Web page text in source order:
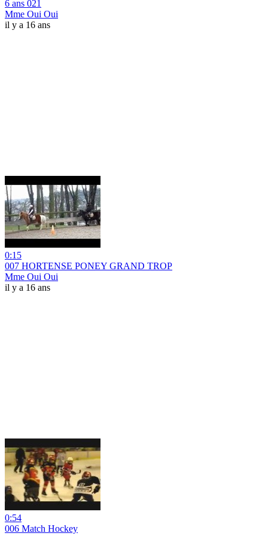
6 ans 021
Mme Oui Oui
il y a 16 ans
0:15
007 HORTENSE PONEY GRAND TROP
Mme Oui Oui
il y a 16 ans
0:54
006 Match Hockey